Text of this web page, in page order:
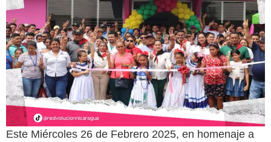
Este Miércoles 26 de Febrero 2025, en homenaje a